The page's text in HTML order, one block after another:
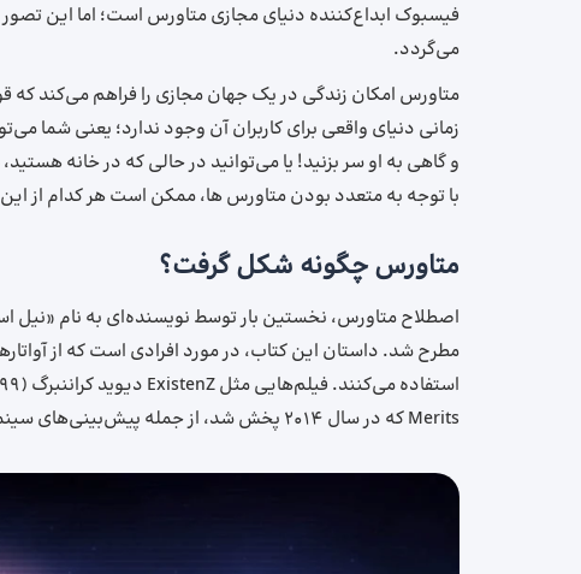
فیسبوک ابداع‌کننده دنیای مجازی متاورس است؛ اما این
می‌گردد.
متاورس امکان زندگی در یک جهان مجازی را فراهم می‌کند که
زمانی دنیای واقعی برای کاربران آن وجود ندارد؛ یعنی شما
و گاهی به او سر بزنید! یا می‌توانید در حالی که در خانه
با توجه به متعدد بودن متاورس ها، ممکن است هر کدام از
متاورس چگونه شکل گرفت؟
مطرح شد. داستان این کتاب، در مورد افرادی است که از
Merits که در سال 2014 پخش شد، از جمله پیش‌بینی‌های سینما و تلویزیون در مورد متاورس بودند.